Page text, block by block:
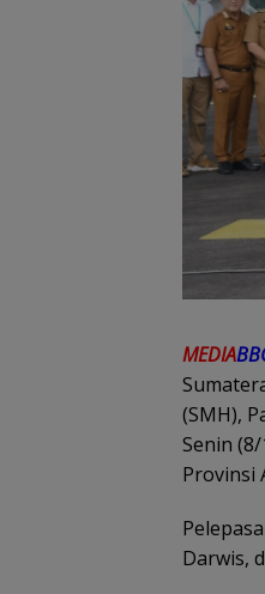
MEDIA
(SMH),
Senin
Provinsi
Darwis,